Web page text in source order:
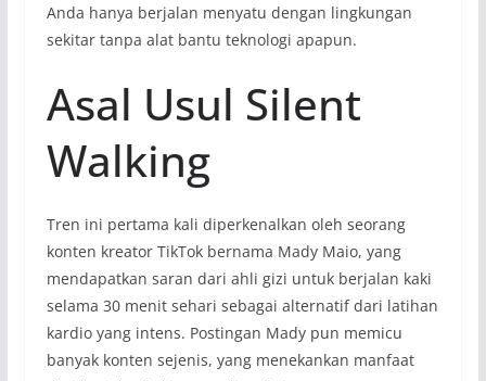
Anda hanya berjalan menyatu dengan lingkungan
sekitar tanpa alat bantu teknologi apapun.
Asal Usul Silent
Walking
Tren ini pertama kali diperkenalkan oleh seorang
konten kreator TikTok bernama Mady Maio, yang
mendapatkan saran dari ahli gizi untuk berjalan kaki
selama 30 menit sehari sebagai alternatif dari latihan
kardio yang intens. Postingan Mady pun memicu
banyak konten sejenis, yang menekankan manfaat